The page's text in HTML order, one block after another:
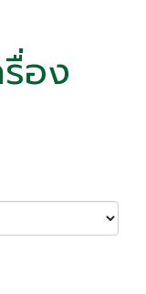
อง